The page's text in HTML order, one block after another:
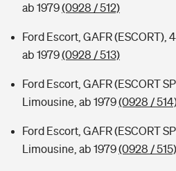
ab 1979(0928 / 512)
Ford Escort, GAFR (ESCORT),
ab 1979(0928 / 513)
Ford Escort, GAFR (ESCORT
Limousine, ab 1979(0928 /
Ford Escort, GAFR (ESCORT
Limousine, ab 1979(0928 / 515)